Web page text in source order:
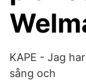
KAPE - Jag
sång och